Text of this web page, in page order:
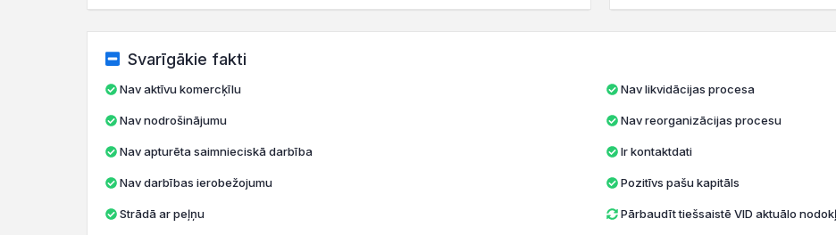
Svarīgākie fakti
Nav aktīvu komercķīlu
Nav nodrošinājumu
Nav apturēta saimnieciskā darbība
Nav darbības ierobežojumu
Strādā ar peļņu
Nav likvidācijas procesa
Nav reorganizācijas procesu
Ir kontaktdati
Pozitīvs pašu kapitāls
Pārbaudīt tiešsaistē VID aktuālo